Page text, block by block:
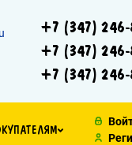
+7 (347)
+7 (347)
+7 (347)